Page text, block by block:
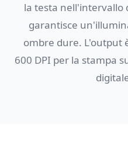
la testa nell'intervallo
garantisce
ombre dure. L'output
600 DPI per la stampa